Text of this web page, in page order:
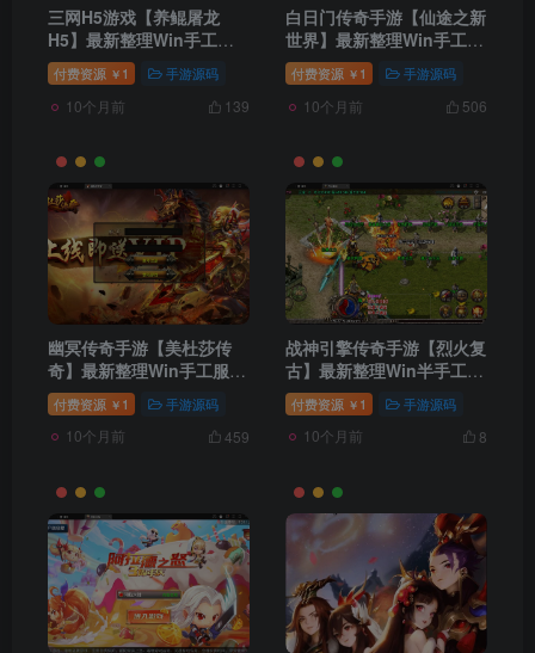
三网H5游戏【养鲲屠龙
H5】最新整理Win手工服
务端+GM授权后台
付费资源 ￥ 1 手游源码
10个月前 139
白日门传奇手游【仙途之新
世界】最新整理Win手工服
务端+GM后台+安卓苹果双
端付费资源 ￥ 1 手游源码
10个月前 506
幽冥传奇手游【美杜莎传
奇】最新整理Win手工服务
端+GM后台+安卓苹果双端
+PC微端
付费资源 ￥ 1 手游源码
10个月前 459
战神引擎传奇手游【烈火复
古】最新整理Win半手工服
务端+第二大陆+充值后台
付费资源 ￥ 1 手游源码
10个月前 8